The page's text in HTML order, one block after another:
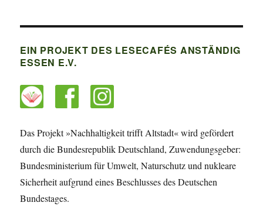
EIN PROJEKT DES LESECAFÉS ANSTÄNDIG
ESSEN E.V.
Das Projekt »Nachhaltigkeit trifft Altstadt« wird gefördert
durch die Bundesrepublik Deutschland, Zuwendungsgeber:
Bundesministerium für Umwelt, Naturschutz und nukleare
Sicherheit aufgrund eines Beschlusses des Deutschen
Bundestages.